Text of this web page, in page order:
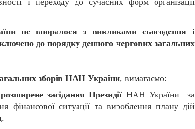
і переходу до сучасних форм організації
не впоралося з викликами сьогоденняі
до порядку денного чергових загальних
зборів НАН України, вимагаємо:
засідання Президії НАН України за
фінансової ситуації та вироблення плану дій